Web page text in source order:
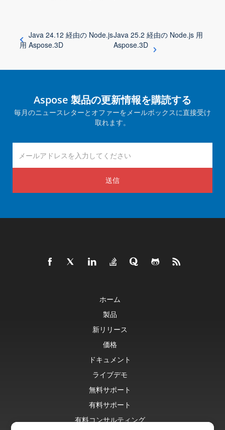
Java 24.12 経由の Node.js
用 Aspose.3D
Java 25.2 経由の Node.js 用
Aspose.3D
Aspose 製品の更新情報を購読する
毎月のニュースレターとオファーをメールボックスに直接受け
取れます。
送信
ホーム
製品
新リリース
価格
ドキュメント
ライブデモ
無料サポート
有料サポート
有料コンサルティング